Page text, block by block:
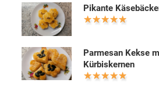
Pikante
Parmesan Kekse
Kürbiskernen